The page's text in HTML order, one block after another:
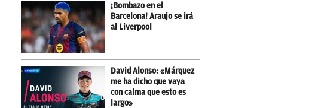
¡Bombazo en el
Barcelona! Araujo se irá
al Liverpool
David Alonso: «Márquez
me ha dicho que vaya
con calma que esto es
largo»